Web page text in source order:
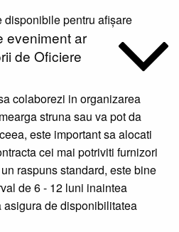
disponibile pentru afișare
eveniment ar
de Oficiere
colaborezi in organizarea
struna sau va pot da
este important sa alocati
cei mai potriviti furnizori
raspuns standard, este bine
de 6 - 12 luni inaintea
de disponibilitatea